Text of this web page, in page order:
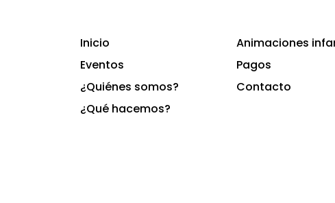
Inicio
Eventos
¿Quiénes somos?
¿Qué hacemos?
Animaciones
Pagos
Contacto